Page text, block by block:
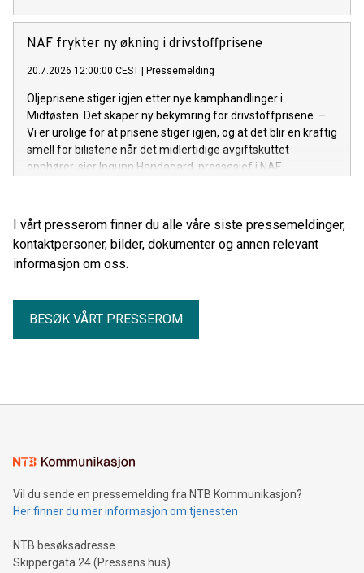
NAF frykter ny økning i drivstoffprisene
20.7.2026 12:00:00 CEST Pressemelding
Oljeprisene stiger igjen etter nye kamphandlinger i
Midtøsten. Det skaper ny bekymring for drivstoffprisene. –
Vi er urolige for at prisene stiger igjen, og at det blir en kraftig
smell for bilistene når det midlertidige avgiftskuttet
opphører, sier Ingunn Handagard, pressesjef i NAF.
I vårt presserom finner du alle våre siste pressemeldinger,
kontaktpersoner, bilder, dokumenter og annen relevant
informasjon om oss.
BESØK VÅRT PRESSEROM
Vil du sende en pressemelding fra NTB Kommunikasjon?
Her finner du mer informasjon om tjenesten
NTB besøksadresse
Skippergata 24 (Pressens hus)